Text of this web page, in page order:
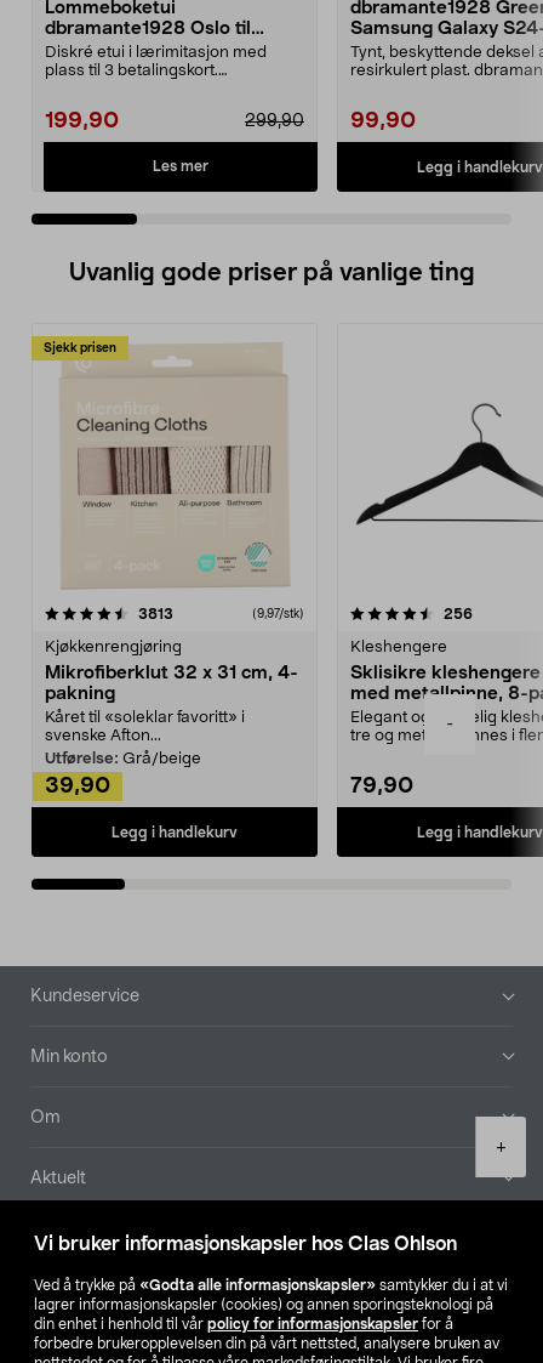
Vi bruker informasjonskapsler hos Clas Ohlson
Ved å trykke på «Godta alle informasjonskapsler» samtykker du i at vi
lagrer informasjonskapsler (cookies) og annen sporingsteknologi på
din enhet i henhold til vår policy for informasjonskapsler for å
forbedre brukeropplevelsen din på vårt nettsted, analysere bruken av
-
+
Lommeboketui
dbramante1928 Oslo til
Samsung Galaxy S24 Ultra
Diskré etui i lærimitasjon med
plass til 3 betalingskort.
199,90 299,90
Les mer
dbramante1928
Samsung Galaxy
mobildeksel
Tynt, beskyttende deksel
resirkulert plast.
99,90
Legg i handlekurv
Uvanlig gode priser på vanlige ting
Sjekk prisen
3813 anmeldelser(9,97/stk)
Kjøkkenrengjøring
Mikrofiberklut 32 x 31 cm, 4-
pakning
Kåret til «soleklar favoritt» i
svenske Afton...
Utførelse: Grå/beige
39,90
Legg i handlekurv
4.5av 5 stjerner 256
Kleshengere
Sklisikre
med metallpinne, 8-
Elegant og skikkelig
tre og metall – finnes i
79,90
Legg i handlekurv
4.5av 5 stjerner
Bunntekst
Kundeservice
Min konto
Om
Aktuelt
Våre selskaper
Finn din butikk
SE NO FI